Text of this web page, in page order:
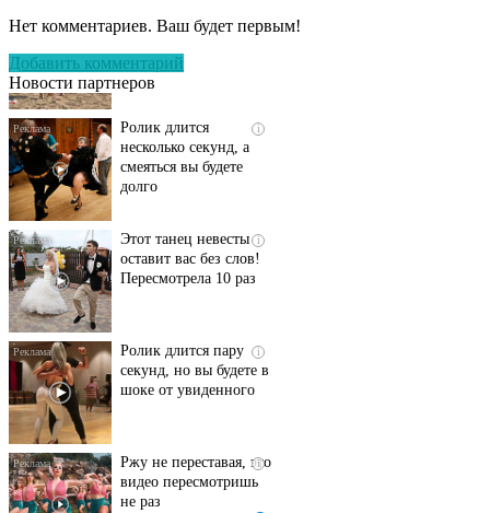
Нет комментариев. Ваш будет первым!
Добавить комментарий
Новости партнеров
люди вытворяют, когда
несколько секунд, а
смеяться вы будете
долго
оставит вас без слов!
Пересмотрела 10 раз
секунд, но вы будете в
шоке от увиденного
видео пересмотришь
не раз